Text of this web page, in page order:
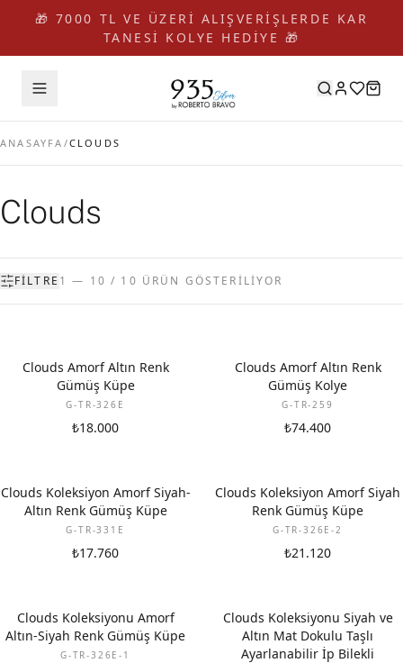
🎁 7000 TL VE ÜZERİ ALIŞVERİŞLERDE KAR
TANESİ KOLYE HEDİYE 🎁
ANASAYFA /CLOUDS
Clouds
FILTRE 1 — 10 / 10 ÜRÜN GÖSTERİLİYOR
Clouds Amorf Altın Renk
Gümüş Küpe
G-TR-326E
₺18.000
Clouds Amorf Altın Renk
Gümüş Kolye
G-TR-259
₺74.400
Clouds Koleksiyon Amorf Siyah-
Altın Renk Gümüş Küpe
G-TR-331E
₺17.760
Clouds Koleksiyon Amorf Siyah
Renk Gümüş Küpe
G-TR-326E-2
₺21.120
Clouds Koleksiyonu Amorf
Altın-Siyah Renk Gümüş Küpe
G-TR-326E-1
Clouds Koleksiyonu Siyah ve
Altın Mat Dokulu Taşlı
Ayarlanabilir İp Bilekli